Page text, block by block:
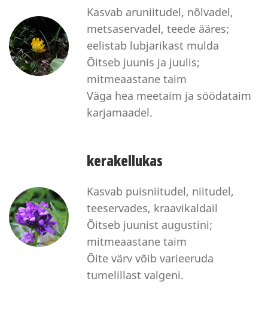
Kasvab aruniitudel, nõlvadel,
metsaservadel, teede ääres;
eelistab lubjarikast mulda
Õitseb juunis ja juulis;
mitmeaastane taim
Väga hea meetaim ja söödataim
karjamaadel.
kerakellukas
Kasvab puisniitudel, niitudel,
teeservades, kraavikaldail
Õitseb juunist augustini;
mitmeaastane taim
Õite värv võib varieeruda
tumelillast valgeni.